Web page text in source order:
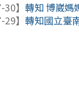
30】轉知 博崴媽
29】轉知國立臺